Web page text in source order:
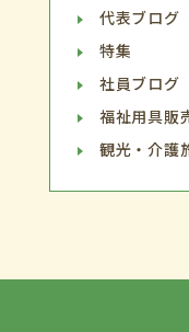
代表ブログ
特集
社員ブログ
福祉用具販
観光・介護